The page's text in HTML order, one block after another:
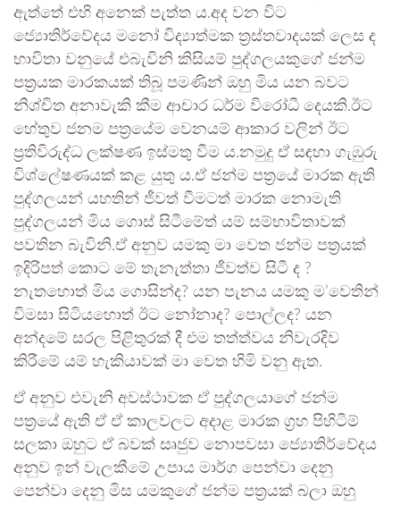
ඇත්තේ එහි අනෙක් පැත්ත ය.අද වන විට
ජ්‍යොතිර්වේදය මනෝ විද්‍යාත්මක ත්‍රස්තවාදයක් ලෙස ද
භාවිතා වනුයේ එබැවිනි කිසියම් පුද්ගලයකුගේ ජන්ම
පත්‍රයක මාරකයක් තිබූ පමණින් ඔහු මිය යන බවට
නිශ්චිත අනාවැකි කීම ආචාර ධර්ම විරෝධී දෙයකි.ඊට
හේතුව ජනම පත්‍රයේම වෙනයම් ආකාර වලින් ඊට
ප්‍රතිවිරුද්ධ ලක්ෂණ ඉස්මතු වීම ය.නමුදු ඒ සඳහා ගැඹුරු
විශ්ලේෂණයක් කළ යුතු ය.ඒ ජන්ම පත්‍රයේ මාරක ඇති
පුද්ගලයන් යහතින් ජීවත් වීමටත් මාරක නොමැති
පුද්ගලයන් මිය ගොස් සිටීමේත් යම් සම්භාවිතාවක්
පවතින බැවිනි.ඒ අනුව යමකු මා වෙත ජන්ම පත්‍රයක්
ඉදිරිපත් කොට මේ තැනැත්තා ජීවත්ව සිටී ද ?
නැතහොත් මිය ගොසින්ද? යන පැනය යමකු ම’වෙතින්
විමසා සිටියහොත් ඊට නෝනාද? පොල්ලද? යන
අන්දමේ සරල පිළිතුරක් දී එම තත්ත්වය නිවැරදිව
කිරීමේ යම් හැකියාවක් මා වෙත හිමි වනු ඇත.
ඒ අනුව එවැනි අවස්ථාවක ඒ පුද්ගලයාගේ ජන්ම
පත්‍රයේ ඇති ඒ ඒ කාලවලට අදාළ මාරක ග්‍රහ පිහිටීම්
සලකා ඔහුට ඒ බවක් සෘජුව නොපවසා ජ්‍යොතිර්වේදය
අනුව ඉන් වැලකීමේ උපාය මාර්ග පෙන්වා දෙනු
පෙන්වා දෙනු මිස යමකුගේ ජන්ම පත්‍රයක් බලා ඔහු